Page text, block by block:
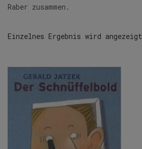
Raber zusammen.
Einzelnes Ergebnis wird angezeigt